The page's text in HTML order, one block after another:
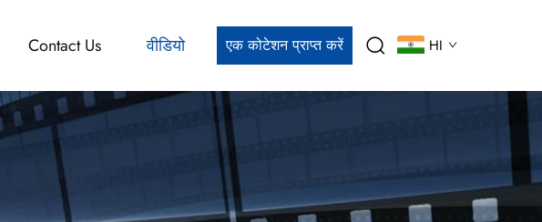
Contact Us वीडियो एक कोटेशन प्राप्त करें HI